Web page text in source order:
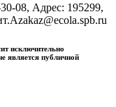
08, Адрес: 195299,
zakaz@ecola.spb.ru
исключительно
является публичной